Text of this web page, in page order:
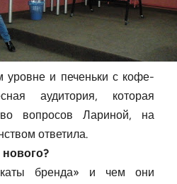
и печеньки с кофе-
аудитория, которая
вопросов Лариной, на
ответила.
нового?
бренда» и чем они